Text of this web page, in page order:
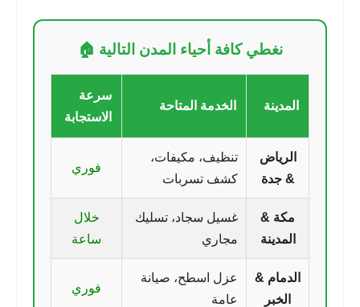
نغطي كافة أحياء المدن التالية 🏠
المدينة الخدمة المتاحة
سرعة
الاستجابة
الرياض
& جدة
تنظيف، مكيفات،
كشف تسربات
فوري
مكة &
المدينة
غسيل سجاد، تسليك
مجاري
خلال
ساعة
الدمام &
الخبر
عزل اسطح، صيانة
عامة
فوري